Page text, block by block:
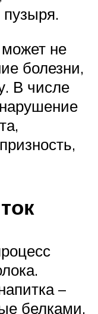
пузыря.
не
болезни,
В числе
–
белками,